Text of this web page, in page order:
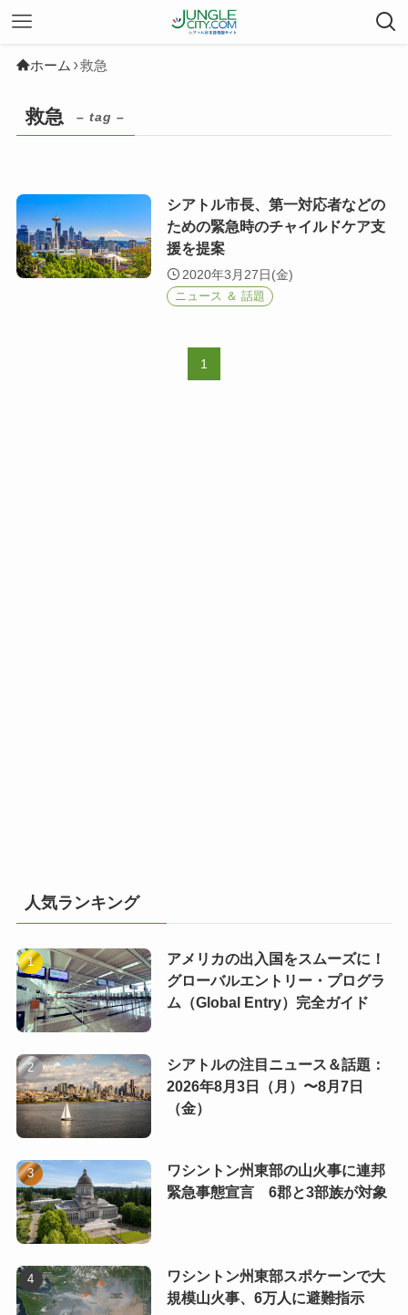
ホーム 救急
救急 – tag –
シアトル市長、第一対応者などの
ための緊急時のチャイルドケア支
援を提案
2020年3月27日(金)
ニュース ＆ 話題
1
人気ランキング
アメリカの出入国をスムーズに！
グローバルエントリー・プログラ
ム（Global Entry）完全ガイド
シアトルの注目ニュース＆話題：
2026年8月3日（月）〜8月7日
（金）
ワシントン州東部の山火事に連邦
緊急事態宣言 6郡と3部族が対象
ワシントン州東部スポケーンで大
規模山火事、6万人に避難指示